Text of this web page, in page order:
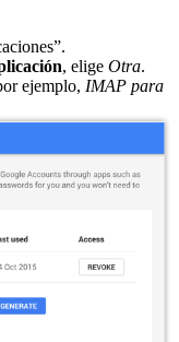
, elige Otra.
ejemplo, IMAP para